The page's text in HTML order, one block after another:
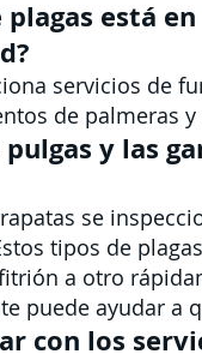
está
servicios de
de palmeras
pulgas y las
se
tipos de
a otro
puede ayudar a
con los